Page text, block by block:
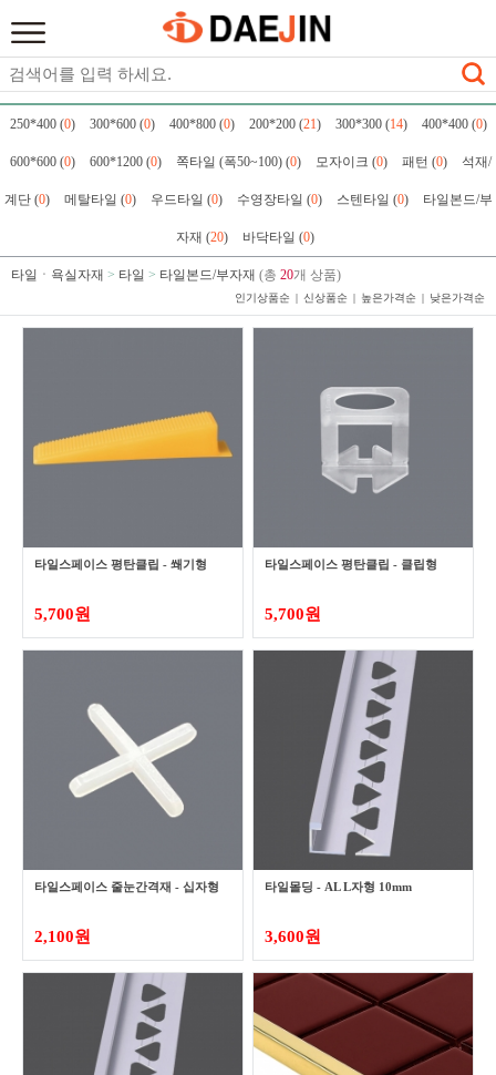
250*400 (0) 300*600 (0) 400*800 (0) 200*200 (21) 300*300 (14) 400*400 (0)
600*600 (0) 600*1200 (0) 쪽타일 (폭50~100) (0) 모자이크 (0) 패턴 (0) 석재/
계단 (0) 메탈타일 (0) 우드타일 (0) 수영장타일 (0) 스텐타일 (0) 타일본드/부
자재 (20) 바닥타일 (0)
타일ㆍ욕실자재 > 타일 > 타일본드/부자재 (총 20개 상품)
인기상품순 신상품순 높은가격순 낮은가격순
타일스페이스 평탄클립 - 쐐기형
5,700원
타일스페이스 평탄클립 - 클립형
5,700원
타일스페이스 줄눈간격재 - 십자형
2,100원
타일몰딩 - AL L자형 10mm
3,600원